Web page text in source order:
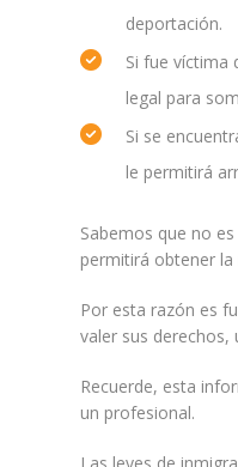
deportación.
Si fue víctima
legal para
Si se
le permitirá
Sabemos que no
permitirá obtener
Por esta razón es
valer sus derechos,
Recuerde, esta
un profesional.